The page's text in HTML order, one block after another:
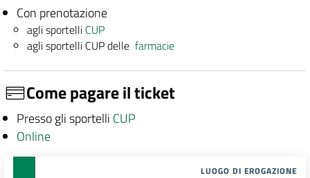
Con prenotazione
agli sportelli CUP
agli sportelli CUP dellefarmacie
Come pagare il ticket
Presso gli sportelli CUP
Online
LUOGO DI EROGAZIONE